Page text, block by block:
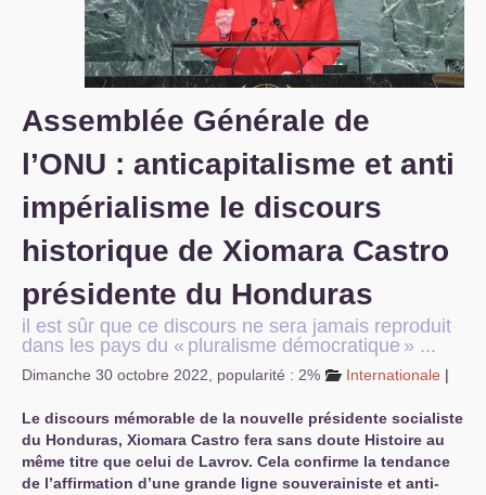
Assemblée Générale de
l’ONU : anticapitalisme et anti
impérialisme le discours
historique de Xiomara Castro
présidente du Honduras
il est sûr que ce discours ne sera jamais reproduit
dans les pays du « pluralisme démocratique » ...
Dimanche 30 octobre 2022 popularité : 2% Internationale |
Le discours mémorable de la nouvelle présidente socialiste
du Honduras, Xiomara Castro fera sans doute Histoire au
même titre que celui de Lavrov. Cela confirme la tendance
de l’affirmation d’une grande ligne souverainiste et anti-